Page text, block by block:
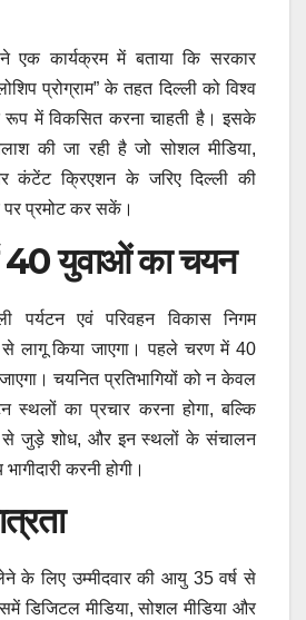
एक कार्यक्रम में बताया कि सरकार
प्रोग्राम” के तहत दिल्ली को विश्व
रूप में विकसित करना चाहती है। इसके
की जा रही है जो सोशल मीडिया,
कंटेंट क्रिएशन के जरिए दिल्ली की
पर प्रमोट कर सकें।
युवाओं का चयन
पर्यटन एवं परिवहन विकास निगम
लागू किया जाएगा। पहले चरण में 40
चयनित प्रतिभागियों को न केवल
स्थलों का प्रचार करना होगा, बल्कि
से जुड़े शोध, और इन स्थलों के संचालन
करनी होगी।
के लिए उम्मीदवार की आयु 35 वर्ष से
डिजिटल मीडिया, सोशल मीडिया और